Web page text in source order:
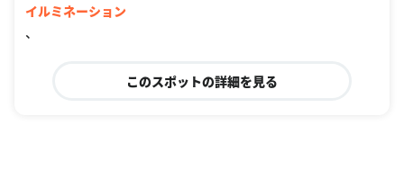
イルミネーション
、
このスポットの詳細を見る